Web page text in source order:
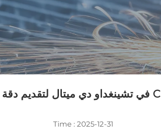
Time : 2025-12-31